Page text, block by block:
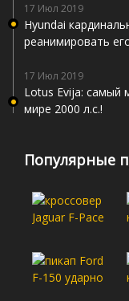
17 Июл 2019
Hyundai
реанимировать
17 Июл 2019
Lotus Evija: самый
мире 2000 л.с.!
Популярные